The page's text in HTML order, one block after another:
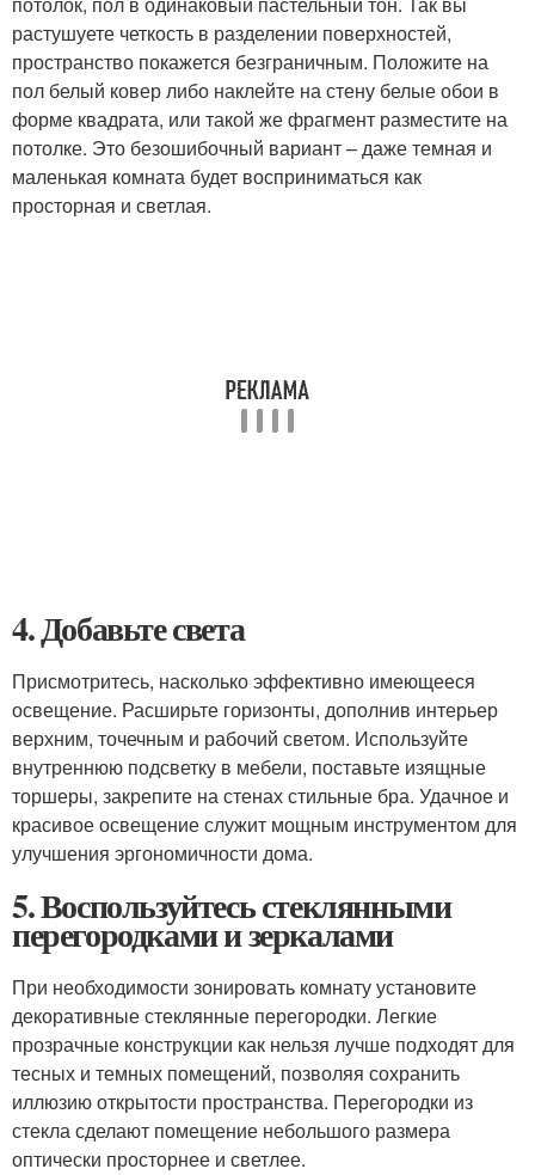
растушуете четкость в разделении поверхностей,
пространство покажется безграничным. Положите на
пол белый ковер либо наклейте на стену белые обои в
форме квадрата, или такой же фрагмент разместите на
потолке. Это безошибочный вариант – даже темная и
маленькая комната будет восприниматься как
просторная и светлая.
4. Добавьте света
Присмотритесь, насколько эффективно имеющееся
освещение. Расширьте горизонты, дополнив интерьер
верхним, точечным и рабочий светом. Используйте
внутреннюю подсветку в мебели, поставьте изящные
торшеры, закрепите на стенах стильные бра. Удачное и
красивое освещение служит мощным инструментом для
улучшения эргономичности дома.
5. Воспользуйтесь стеклянными
перегородками и зеркалами
При необходимости зонировать комнату установите
декоративные стеклянные перегородки. Легкие
прозрачные конструкции как нельзя лучше подходят для
тесных и темных помещений, позволяя сохранить
иллюзию открытости пространства. Перегородки из
стекла сделают помещение небольшого размера
оптически просторнее и светлее.